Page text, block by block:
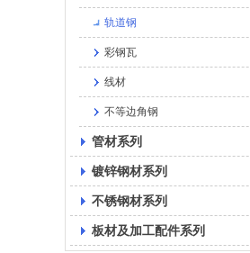
轨道钢
彩钢瓦
线材
不等边角钢
管材系列
镀锌钢材系列
不锈钢材系列
板材及加工配件系列